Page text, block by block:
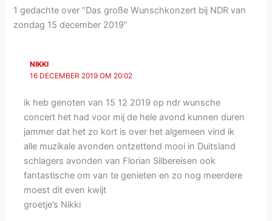
1 gedachte over “Das große Wunschkonzert bij NDR van
zondag 15 december 2019”
NIKKI
16 DECEMBER 2019 OM 20:02
ik heb genoten van 15 12 2019 op ndr wunsche
concert het had voor mij de hele avond kunnen duren
jammer dat het zo kort is over het algemeen vind ik
alle muzikale avonden ontzettend mooi in Duitsland
schlagers avonden van Florian Silbereisen ook
fantastische om van te genieten en zo nog meerdere
moest dit even kwijt
groetje’s Nikki